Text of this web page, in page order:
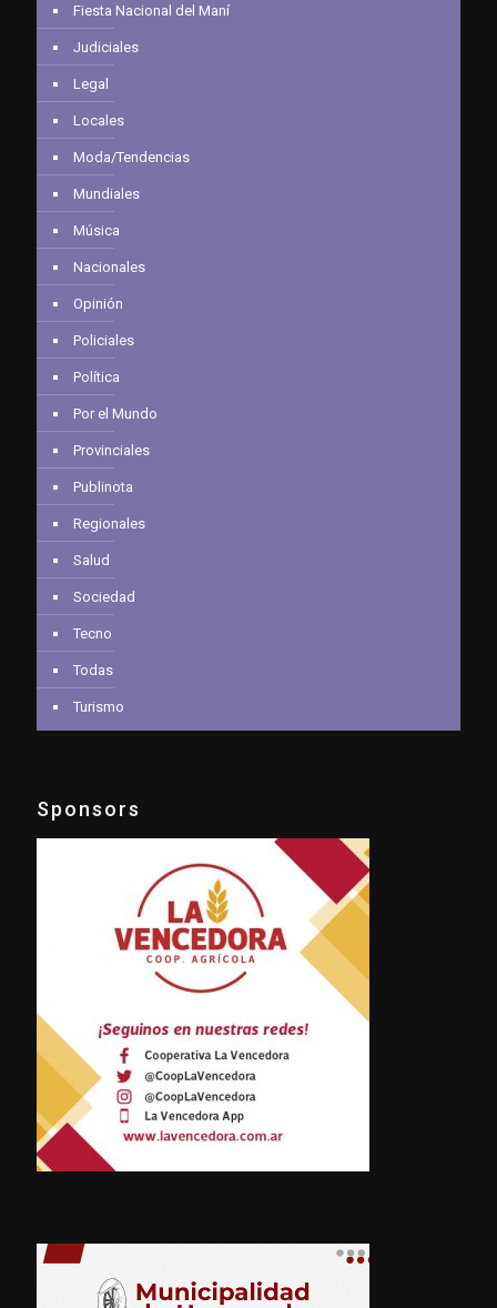
Fiesta Nacional del Maní
Judiciales
Legal
Locales
Moda/Tendencias
Mundiales
Música
Nacionales
Opinión
Policiales
Política
Por el Mundo
Provinciales
Publinota
Regionales
Salud
Sociedad
Tecno
Todas
Turismo
Sponsors